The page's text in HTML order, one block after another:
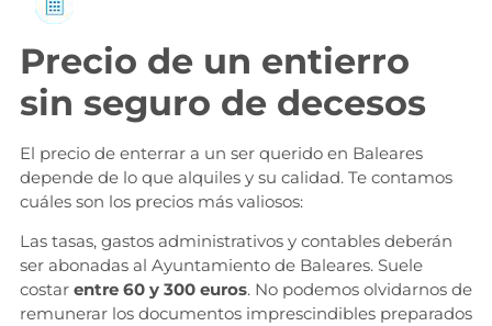
Precio de un entierro
sin seguro de decesos
El precio de enterrar a un ser querido en Baleares
depende de lo que alquiles y su calidad. Te contamos
cuáles son los precios más valiosos:
Las tasas, gastos administrativos y contables deberán
ser abonadas al Ayuntamiento de Baleares. Suele
costar entre 60 y 300 euros. No podemos olvidarnos de
remunerar los documentos imprescindibles preparados